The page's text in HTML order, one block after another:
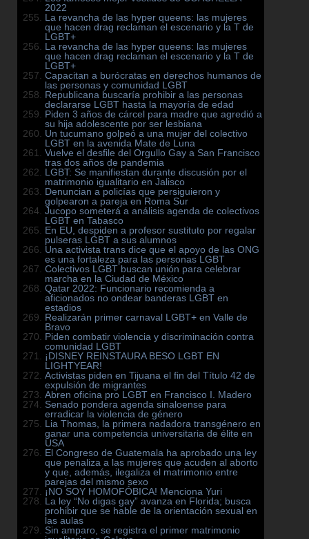
2022
La revancha de las hyper queens: las mujeres
que hacen drag reclaman el escenario y la T de
LGBT+
La revancha de las hyper queens: las mujeres
que hacen drag reclaman el escenario y la T de
LGBT+
Capacitan a burócratas en derechos humanos de
las personas y comunidad LGBT
Republicana buscaría prohibir a las personas
declararse LGBT hasta la mayoría de edad
Piden 3 años de cárcel para madre que agredió a
su hija adolescente por ser lesbiana
Un tucumano golpeó a una mujer del colectivo
LGBT en la avenida Mate de Luna
Vuelve el desfile del Orgullo Gay a San Francisco
tras dos años de pandemia
LGBT: Se manifiestan durante discusión por el
matrimonio igualitario en Jalisco
Denuncian a policías que persiguieron y
golpearon a pareja en Roma Sur
Jucopo someterá a análisis agenda de colectivos
LGBT en Tabasco
En EU, despiden a profesor sustituto por regalar
pulseras LGBT a sus alumnos
Una activista trans dice que el apoyo de las ONG
es una fortaleza para las personas LGBT
Colectivos LGBT buscan unión para celebrar
marcha en la Ciudad de México
Qatar 2022: Funcionario recomienda a
aficionados no ondear banderas LGBT en
estadios
Realizarán primer carnaval LGBT+ en Valle de
Bravo
Piden combatir violencia y discriminación contra
comunidad LGBT
¡DISNEY REINSTAURA BESO LGBT EN
LIGHTYEAR!
Activistas piden en Tijuana el fin del Título 42 de
expulsión de migrantes
Abren oficina pro LGBT en Francisco I. Madero
Senado pondera agenda sinaloense para
erradicar la violencia de género
Lia Thomas, la primera nadadora transgénero en
ganar una competencia universitaria de élite en
USA
El Congreso de Guatemala ha aprobado una ley
que penaliza a las mujeres que acuden al aborto
y que, además, ilegaliza el matrimonio entre
parejas del mismo sexo
¡NO SOY HOMOFÓBICA! Menciona Yuri
La ley “No digas gay” avanza en Florida; busca
prohibir que se hable de la orientación sexual en
las aulas
Sin amparo, se registra el primer matrimonio